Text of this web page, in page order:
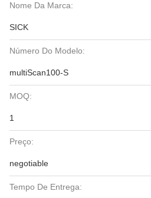
Nome Da Marca:
SICK
Número Do Modelo:
multiScan100-S
MOQ:
1
Preço:
negotiable
Tempo De Entrega: